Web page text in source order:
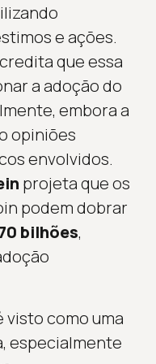
e ações.
que essa
a adoção do
embora a
opiniões
envolvidos.
projeta que os
podem dobrar
bilhões,
visto como uma
especialmente